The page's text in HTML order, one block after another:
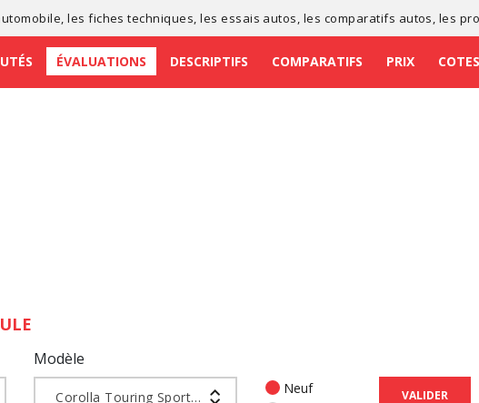
, lesfiches techniques , lesessais autos , les comparatifs autos , les
ÉVALUATIONS DESCRIPTIFS COMPARATIFS PRIX COTES
Modèle
Corolla Touring Sports Hybride
Neuf
VALIDER